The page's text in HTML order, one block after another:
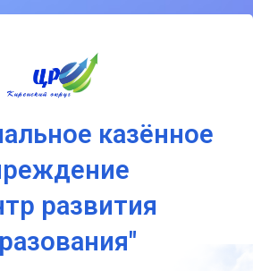
казённое
развития